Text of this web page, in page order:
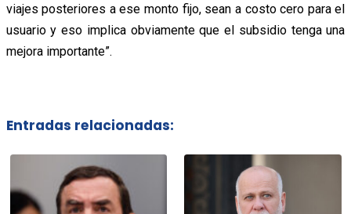
viajes posteriores a ese monto fijo, sean a costo cero para el
usuario y eso implica obviamente que el subsidio tenga una
mejora importante”.
Entradas relacionadas: